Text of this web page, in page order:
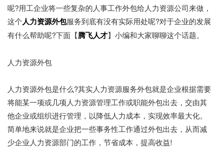
呢?用工企业将一些复杂的人事工作外包给人力资源公司来做，
这个人力资源外包服务到底有没有实际用处呢?对于企业的发展
有什么帮助呢?下面【腾飞人才】小编和大家聊聊这个话题。
人力资源外包
人力资源外包是什么?其实人力资源服务外包就是企业根据需要
将能某一项或几项人力资源管理工作或职能外包出去，交由其
他企业或组织进行管理，以降低人力成本，实现效率最大化。
简单地来说就是企业把一些事务性工作通过外包出去，从而减
少企业人力资源部门的工作，节省成本，提高收益!